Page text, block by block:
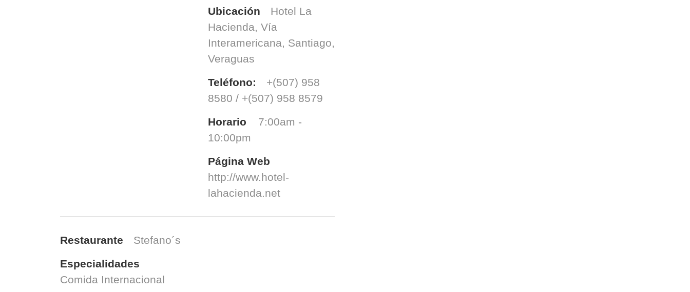
Ubicación
Hotel La
Hacienda, Vía
Interamericana, Santiago,
Veraguas
Teléfono:
+(507) 958
8580 / +(507) 958 8579
Horario
7:00am -
10:00pm
Página Web
http://www.hotel-
lahacienda.net
Restaurante
Stefano´s
Especialidades
Comida Internacional